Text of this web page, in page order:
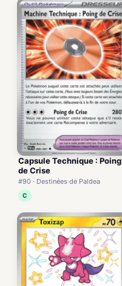
Capsule Technique : Poing
de Crise
#90 · Destinées de Paldea
C